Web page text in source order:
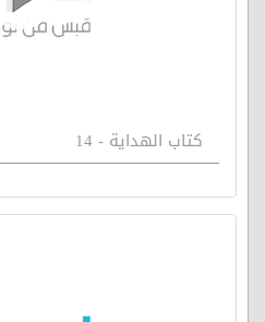
كتاب الهداية - 14